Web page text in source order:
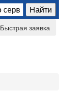
Быстрая заявка